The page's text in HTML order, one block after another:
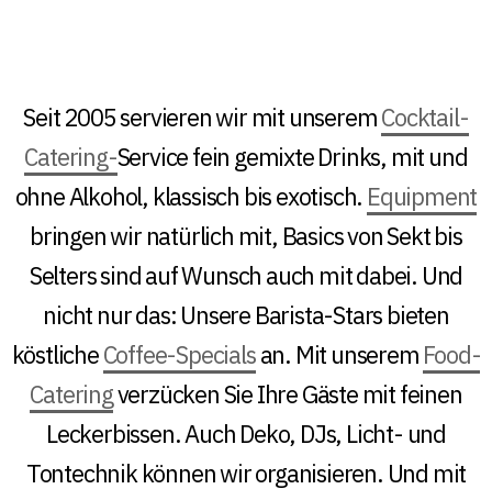
Seit 2005 servieren wir mit unseremCocktail-
Catering-Service fein gemixte Drinks, mit und
ohne Alkohol, klassisch bis exotisch. Equipment
bringen wir natürlich mit, Basics von Sekt bis
Selters sind auf Wunsch auch mit dabei. Und
nicht nur das: Unsere Barista-Stars bieten
köstlicheCoffee-Specialsan. Mit unserem Food-
Cateringverzücken Sie Ihre Gäste mit feinen
Leckerbissen. Auch Deko, DJs, Licht- und
Tontechnik können wir organisieren. Und mit